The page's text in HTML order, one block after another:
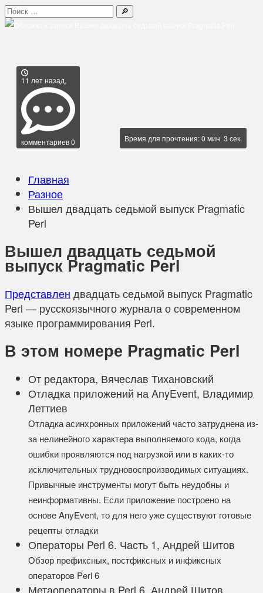
Поиск
11 лет назад,
комментариев 0 Время для прочтения: 0 мин. 3 сек.
Главная
Разное
Вышел двадцать седьмой выпуск Pragmatic
Perl
Вышел двадцать седьмой
выпуск Pragmatic Perl
Представлен двадцать седьмой выпуск Pragmatic
Perl — русскоязычного журнала о современном
языке программирования Perl.
В этом номере Pragmatic Perl
От редактора, Вячеслав Тихановский
Отладка приложений на AnyEvent, Владимир
Леттиев
Отладка асинхронных приложений часто затруднена из-
за нелинейного характера выполняемого кода, когда
ошибки проявляются под нагрузкой или в каких-то
исключительных трудновоспроизводимых ситуациях.
Привычные инструменты могут быть неудобны и
неинформативны. Если приложение построено на
основе AnyEvent, то для него уже существуют готовые
рецепты отладки
Операторы Perl 6. Часть 1, Андрей Шитов
Обзор префиксных, постфиксных и инфиксных
операторов Perl 6
Метаоператоры в Perl 6, Андрей Шитов